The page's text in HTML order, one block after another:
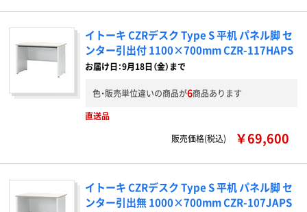
イトーキ CZRデスク Type S 平机 パネル脚 セ
ンター引出付 1100×700mm CZR-117HAPS
お届け日：9月18日（金）まで
色・販売単位違いの商品が6商品あります
直送品
販売価格(税込)
￥69,600
イトーキ CZRデスク Type S 平机 パネル脚 セ
ンター引出無 1000×700mm CZR-107JAPS